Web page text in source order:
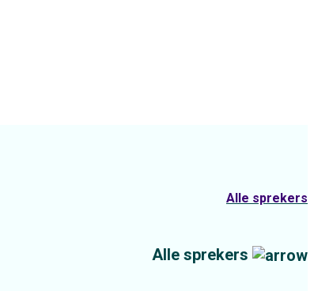
Alle sprekers
Alle sprekers